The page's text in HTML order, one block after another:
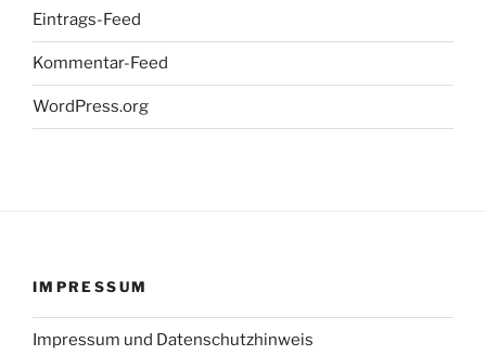
Eintrags-Feed
Kommentar-Feed
WordPress.org
IMPRESSUM
Impressum und Datenschutzhinweis